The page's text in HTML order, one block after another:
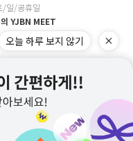
/일/공휴일
YJBN MEET
동)
오늘 하루 보지 않기